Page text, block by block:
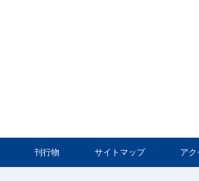
刊行物 サイトマップ アク